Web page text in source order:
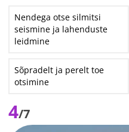
Nendega otse silmitsi
seismine ja lahenduste
leidmine
Sõpradelt ja perelt toe
otsimine
4/7